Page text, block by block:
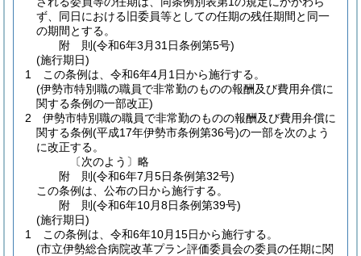
ず、同日における旧委員等としての任期の残任期間と同一
の期間とする。
附 則(令和6年3月31日条例第5号)
(施行期日)
1
この条例は、令和6年4月1日から施行する。
(伊勢市特別職の職員で非常勤のものの報酬及び費用弁償に
関する条例の一部改正)
2
伊勢市特別職の職員で非常勤のものの報酬及び費用弁償に
関する条例(平成17年伊勢市条例第36号)の一部を次のよう
に改正する。
〔次のよう〕略
附 則(令和6年7月5日条例第32号)
この条例は、公布の日から施行する。
附 則(令和6年10月8日条例第39号)
(施行期日)
1
この条例は、令和6年10月15日から施行する。
(市立伊勢総合病院改革プラン評価委員会の委員の任期に関